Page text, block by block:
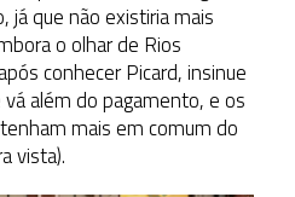
que não existiria mais
o olhar de Rios
conhecer Picard, insinue
além do pagamento, e os
mais em comum do
vista).